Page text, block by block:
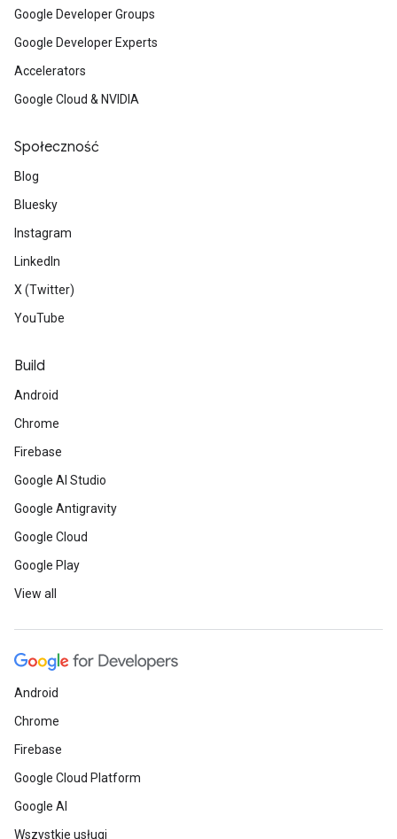
Google Developer Groups
Google Developer Experts
Accelerators
Google Cloud & NVIDIA
Społeczność
Blog
Bluesky
Instagram
LinkedIn
X (Twitter)
YouTube
Build
Android
Chrome
Firebase
Google AI Studio
Google Antigravity
Google Cloud
Google Play
View all
Android
Chrome
Firebase
Google Cloud Platform
Google AI
Wszystkie usługi